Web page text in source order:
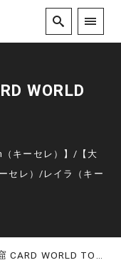
WORLD
（キーセレ）】/ 【大
セレ） / レイラ（キー
WORLD TOWER AKIBA